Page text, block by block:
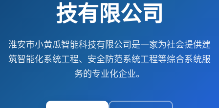
技有限公司
淮安市小黄瓜智能科技有限公司是一家为社会提供建
筑智能化系统工程、安全防范系统工程等综合系统服
务的专业化企业。